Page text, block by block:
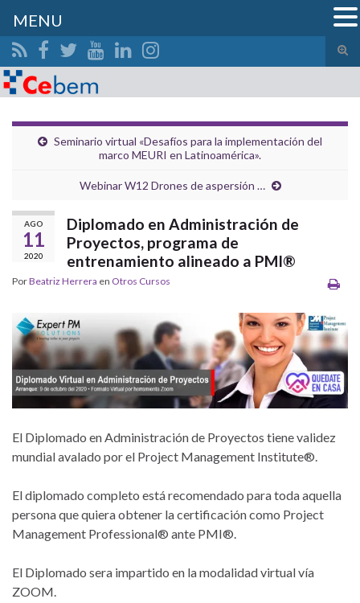
el
Search for:
Seminario virtual «Desafíos para la implementación del
marco MEURI en Latinoamérica».
Webinar W12 Drones de aspersión …
AGO
11
2020
Diplomado en Administración de
Proyectos, programa de
entrenamiento alineado a PMI®
PorBeatriz Herrera en Otros Cursos
El Diplomado en Administración de Proyectos tiene validez
mundial avalado por el Project Management Institute®.
El diplomado completo está recomendado para toda aquella
persona que quiera obtener la certificación como Project
Management Professional® ante PMI®.
El Diplomado sera impartido en la modalidad virtual vía
ZOOM.
MENU